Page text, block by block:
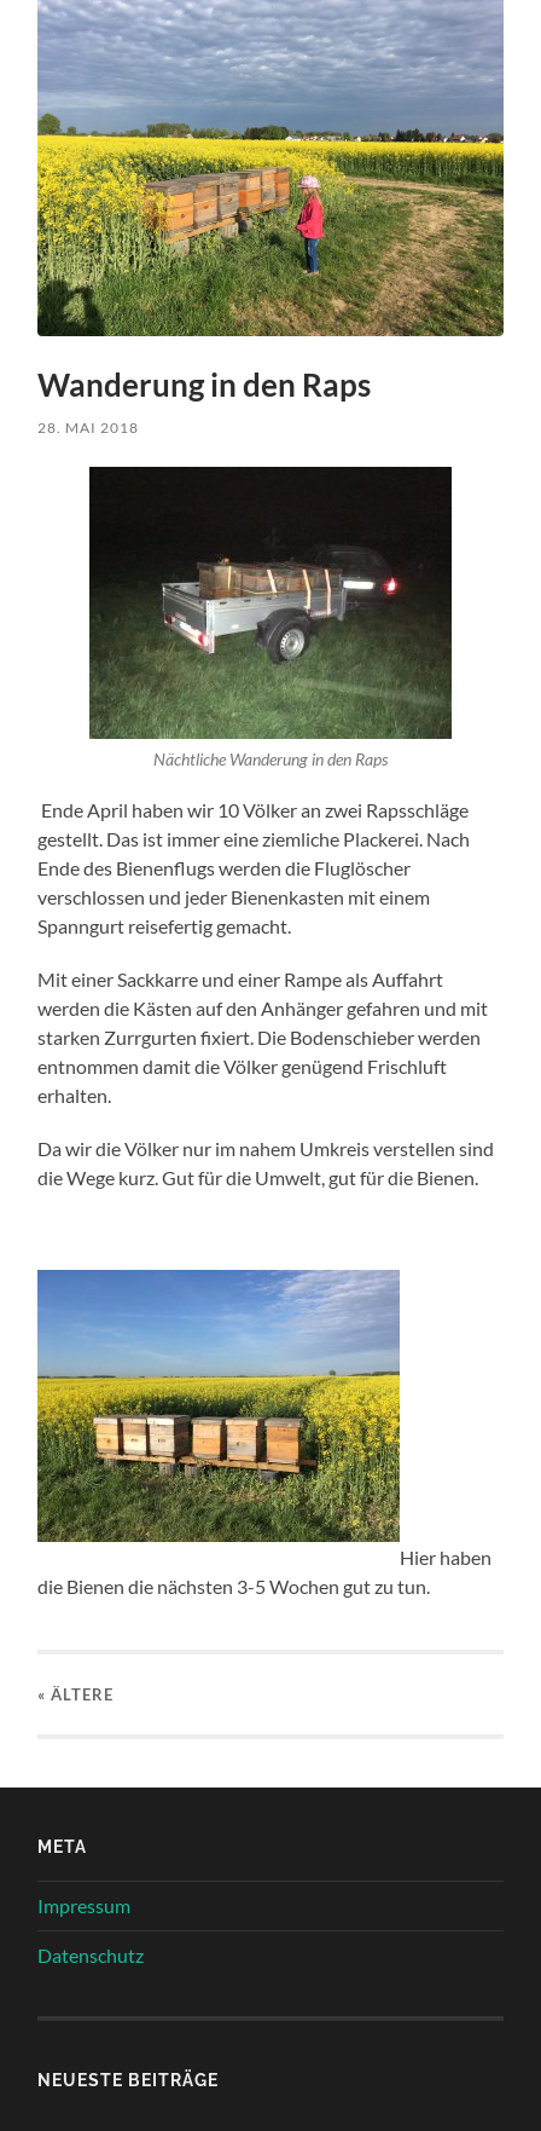
Wanderung in den Raps
28. MAI 2018
Nächtliche Wanderung in den Raps
Ende April haben wir 10 Völker an zwei Rapsschläge
gestellt. Das ist immer eine ziemliche Plackerei. Nach
Ende des Bienenflugs werden die Fluglöscher
verschlossen und jeder Bienenkasten mit einem
Spanngurt reisefertig gemacht.
Mit einer Sackkarre und einer Rampe als Auffahrt
werden die Kästen auf den Anhänger gefahren und mit
starken Zurrgurten fixiert. Die Bodenschieber werden
entnommen damit die Völker genügend Frischluft
erhalten.
Da wir die Völker nur im nahem Umkreis verstellen sind
die Wege kurz. Gut für die Umwelt, gut für die Bienen.
Hier haben
die Bienen die nächsten 3-5 Wochen gut zu tun.
« ÄLTERE
META
Impressum
Datenschutz
NEUESTE BEITRÄGE